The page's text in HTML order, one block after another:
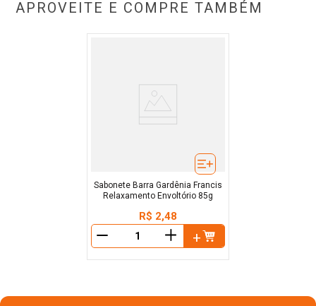
APROVEITE E COMPRE TAMBÉM
Sabonete Barra Gardênia Francis
Relaxamento Envoltório 85g
R$ 2,48
＋